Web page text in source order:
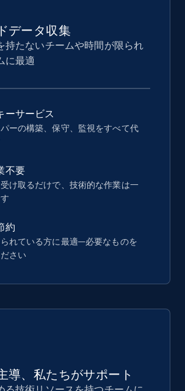
データ収集
持たないチームや時間が限られ
に最適
ーサービス
ーの構築、保守、監視をすべて代
不要
け取るだけで、技術的な作業は一
約
れている方に最適—必要なものを
さい
導、私たちがサポート